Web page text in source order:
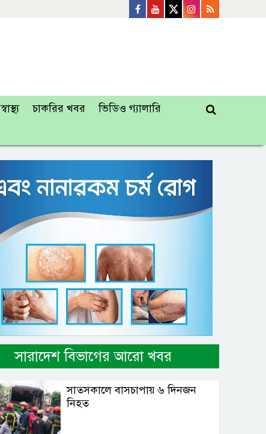
স্বাস্থ্য চাকরির খবর
ভিডিও গ্যালারি
সারাদেশ বিভাগের আরো খবর
সাতসকালে বাসচাপায় ৬ দিনজন
নিহত